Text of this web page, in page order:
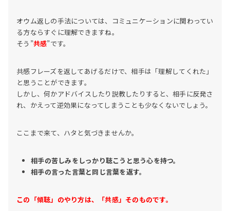
オウム返しの手法については、コミュニケーションに関わってい
る方ならすぐに理解できますね。
そう”共感”です。
共感フレーズを返してあげるだけで、相手は「理解してくれた」
と思うことができます。
しかし、何かアドバイスしたり説教したりすると、相手に反発さ
れ、かえって逆効果になってしまうことも少なくないでしょう。
ここまで来て、ハタと気づきませんか。
相手の苦しみをしっかり聴こうと思う心を持つ。
相手の言った言葉と同じ言葉を返す。
この「傾聴」のやり方は、「共感」そのものです。